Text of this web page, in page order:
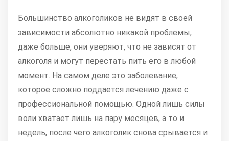
Большинство алкоголиков не видят в своей
зависимости абсолютно никакой проблемы,
даже больше, они уверяют, что не зависят от
алкоголя и могут перестать пить его в любой
момент. На самом деле это заболевание,
которое сложно поддается лечению даже с
профессиональной помощью. Одной лишь силы
воли хватает лишь на пару месяцев, а то и
недель, после чего алкоголик снова срывается и